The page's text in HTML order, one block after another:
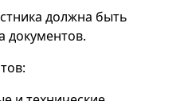
должна быть
документов.